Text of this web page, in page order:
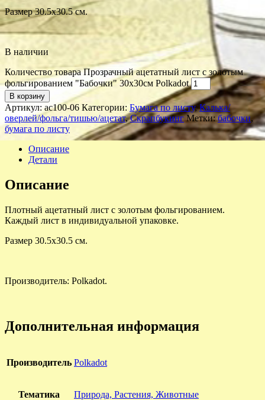
Размер 30.5х30.5 см.
В наличии
Количество товара Прозрачный ацетатный лист с золотым
фольгированием "Бабочки" 30х30см Polkadot
В корзину
Артикул: ac100-06 Категории: Бумага по листу,Калька/
оверлей/фольга/тишью/ацетат,Скрапбукинг Метки:бабочки,
бумага по листу
Описание
Детали
Описание
Плотный ацетатный лист с золотым фольгированием.
Каждый лист в индивидуальной упаковке.
Размер 30.5х30.5 см.
Производитель: Polkadot.
Дополнительная информация
Производитель Polkadot
Тематика Природа, Растения, Животные